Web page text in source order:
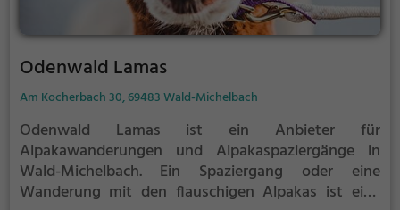
Odenwald Lamas
Am Kocherbach 30, 69483 Wald-Michelbach
Odenwald Lamas ist ein Anbieter für
Alpakawanderungen und Alpakaspaziergänge in
Wald-Michelbach. Ein Spaziergang oder eine
Wanderung mit den flauschigen Alpakas ist eine